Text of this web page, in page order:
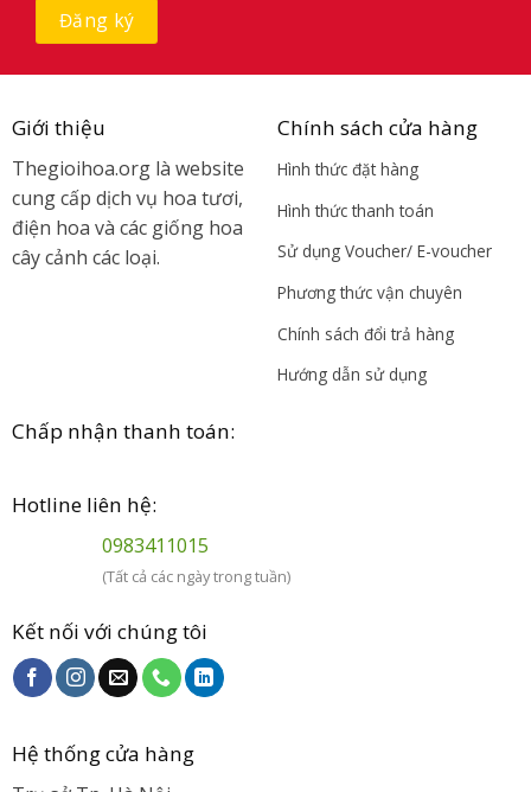
Giới thiệu
Thegioihoa.org là website
cung cấp dịch vụ hoa tươi,
điện hoa và các giống hoa
cây cảnh các loại.
Chính sách cửa hàng
Hình thức đặt hàng
Hình thức thanh toán
Sử dụng Voucher/ E-voucher
Phương thức vận chuyên
Chính sách đổi trả hàng
Hướng dẫn sử dụng
Chấp nhận thanh toán:
Hotline liên hệ:
0983411015
(Tất cả các ngày trong tuần)
Kết nối với chúng tôi
Hệ thống cửa hàng